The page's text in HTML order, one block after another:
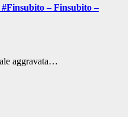
– Finsubito –
aggravata…